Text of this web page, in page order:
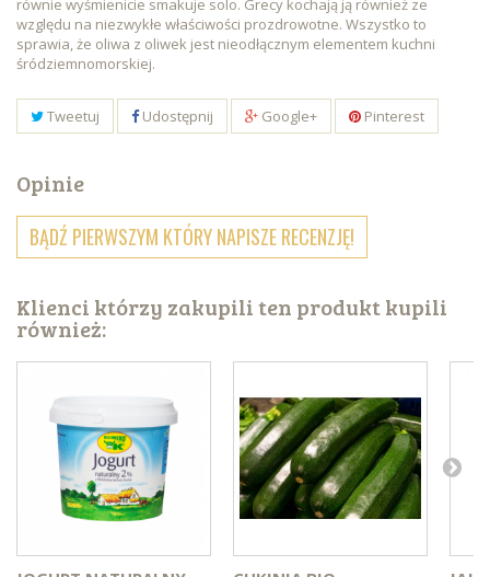
równie wyśmienicie smakuje solo. Grecy kochają ją również ze
względu na niezwykłe właściwości prozdrowotne. Wszystko to
sprawia, że oliwa z oliwek jest nieodłącznym elementem kuchni
śródziemnomorskiej.
Tweetuj Udostępnij Google+ Pinterest
Opinie
BĄDŹ PIERWSZYM KTÓRY NAPISZE RECENZJĘ!
Klienci którzy zakupili ten produkt kupili
również: